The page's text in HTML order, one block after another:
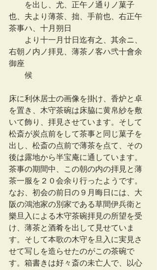
を出し、尤、正午ノ通りノ菓子
也、夫より薄茶、拙、手前也、右正午
茶事ハ、十月朔日
より十一月廿日迄有之、其余ニ、
右朝ノ内ノ拝見、薄茶ノ客ハ弐十會余
御座
候
床に利休居士の画像を掛け、香炉と卓
を置き、木守茶碗は床脇に黄帛紗を敷
いて飾り、拝見させています。そして
松斎が炭点前をして茶事と同じ菓子を
出し、松斎の点前で薄茶を点て、その
後は露地から半宝庵に通しています。
茶事の期間中、この朝の内の拝見と薄
茶一服を２０会余り行ったようです。
なお、初会の前日の９月晦日には、大
阪の鴻池家の別家である草間伊兵衛と
樂旦入による木守茶碗拝見の所望を受
け、薄茶と酒肴を出して見せていま
す。そして本歌の木守を旦入に実見さ
せて写しを造らせたのがこの茶碗で
す。箱書きは好々斎の未亡人で、以心